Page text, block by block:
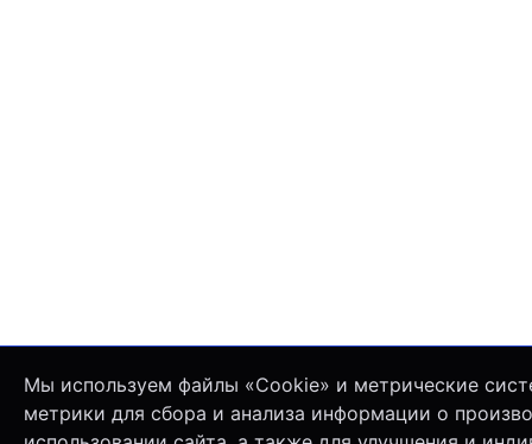
Мы используем файлы «Cookie» и метрические
метрики для сбора и анализа информации о